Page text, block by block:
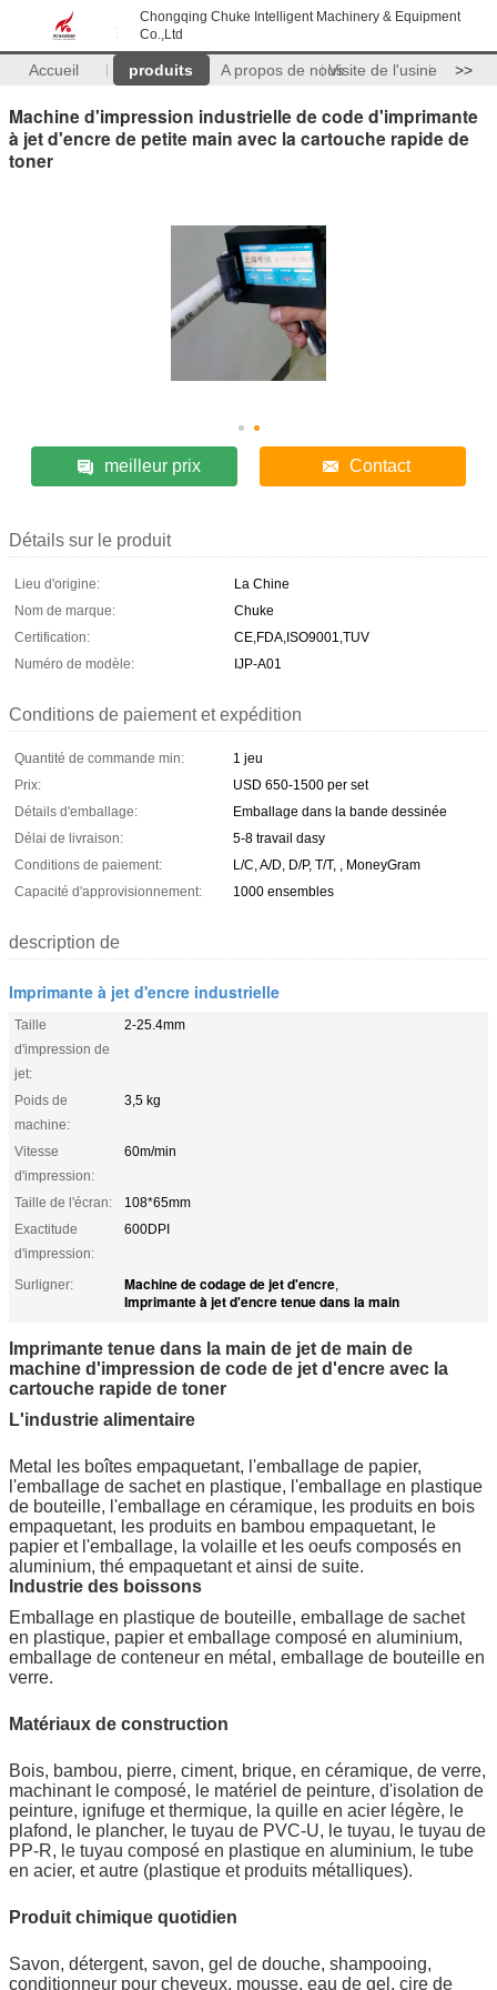
Chongqing Chuke Intelligent Machinery & Equipment
Co.,Ltd
Accueil produits A propos de nousVisite de l'usine >>
Machine d'impression industrielle de code d'imprimante
à jet d'encre de petite main avec la cartouche rapide de
toner
meilleur prix Contact
Détails sur le produit
Lieu d'origine:
La Chine
Nom de marque:
Chuke
Certification:
CE,FDA,ISO9001,TUV
Numéro de modèle:
IJP-A01
Conditions de paiement et expédition
Quantité de commande min:
1 jeu
Prix:
USD 650-1500 per set
Détails d'emballage:
Emballage dans la bande dessinée
Délai de livraison:
5-8 travail dasy
Conditions de paiement:
L/C, A/D, D/P, T/T, , MoneyGram
Capacité d'approvisionnement:
1000 ensembles
description de
Imprimante à jet d'encre industrielle
Taille
d'impression de
jet:
2-25.4mm
Poids de
machine:
3,5 kg
Vitesse
d'impression:
60m/min
Taille de l'écran:
108*65mm
Exactitude
d'impression:
600DPI
Surligner: Machine de codage de jet d'encre,
Imprimante à jet d'encre tenue dans la main
Imprimante tenue dans la main de jet de main de
machine d'impression de code de jet d'encre avec la
cartouche rapide de toner
L'industrie alimentaire
Metal les boîtes empaquetant, l'emballage de papier,
l'emballage de sachet en plastique, l'emballage en plastique
de bouteille, l'emballage en céramique, les produits en bois
empaquetant, les produits en bambou empaquetant, le
papier et l'emballage, la volaille et les oeufs composés en
aluminium, thé empaquetant et ainsi de suite.
Industrie des boissons
Emballage en plastique de bouteille, emballage de sachet
en plastique, papier et emballage composé en aluminium,
emballage de conteneur en métal, emballage de bouteille en
verre.
Matériaux de construction
Bois, bambou, pierre, ciment, brique, en céramique, de verre,
machinant le composé, le matériel de peinture, d'isolation de
peinture, ignifuge et thermique, la quille en acier légère, le
plafond, le plancher, le tuyau de PVC-U, le tuyau, le tuyau de
PP-R, le tuyau composé en plastique en aluminium, le tube
en acier, et autre (plastique et produits métalliques).
Produit chimique quotidien
Savon, détergent, savon, gel de douche, shampooing,
conditionneur pour cheveux, mousse, eau de gel, cire de